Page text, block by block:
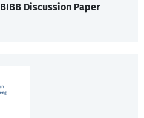
BIBB Discussion Paper